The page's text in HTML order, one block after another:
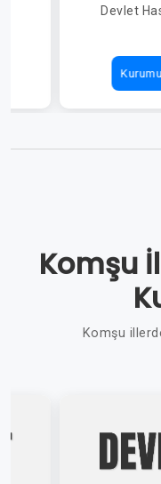
Devlet
Komşu
Komşu